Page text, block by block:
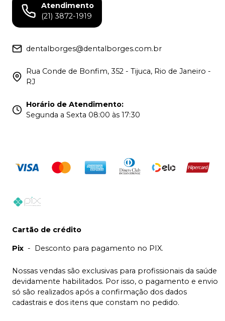
Atendimento
(21) 3872-1919
dentalborges@dentalborges.com.br
Rua Conde de Bonfim, 352 - Tijuca, Rio de Janeiro -
RJ
Horário de Atendimento:
Segunda a Sexta 08:00 às 17:30
Cartão de crédito
Pix - Desconto para pagamento no PIX.
Nossas vendas são exclusivas para profissionais da saúde
devidamente habilitados. Por isso, o pagamento e envio
só são realizados após a confirmação dos dados
cadastrais e dos itens que constam no pedido.